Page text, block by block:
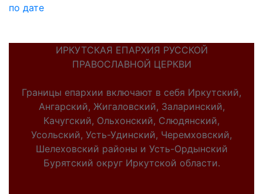
по дате
ИРКУТСКАЯ ЕПАРХИЯ РУССКОЙ
ПРАВОСЛАВНОЙ ЦЕРКВИ
Границы епархии включают в себя Иркутский,
Ангарский, Жигаловский, Заларинский,
Качугский, Ольхонский, Слюдянский,
Усольский, Усть-Удинский, Черемховский,
Шелеховский районы и Усть-Ордынский
Бурятский округ Иркутской области.